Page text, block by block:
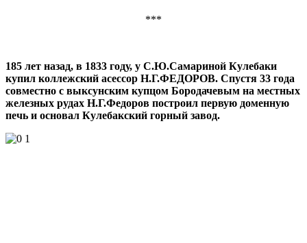
***
185 лет назад, в 1833 году, у С.Ю.Самариной Кулебаки
купил коллежский асессор Н.Г.ФЕДОРОВ. Спустя 33 года
совместно с выксунским купцом Бородачевым на местных
железных рудах Н.Г.Федоров построил первую доменную
печь и основал Кулебакский горный завод.